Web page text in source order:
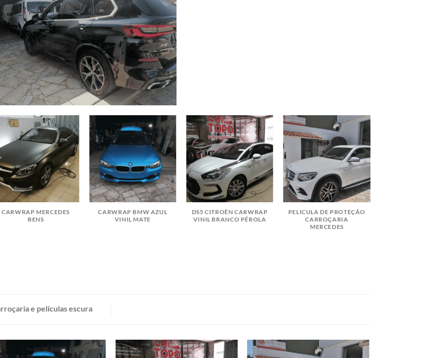
CARWRAP MERCEDES
BENS
CARWRAP BMW AZUL
VINIL MATE
DS5 CITROËN CARWRAP
VINIL BRANCO PÉROLA
PELICULA DE PROTEÇÃO
CARROÇARIA
MERCEDES
e películas escura